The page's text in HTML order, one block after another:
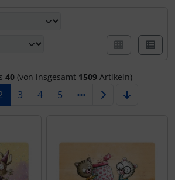
40(von insgesamt 1509Artikeln)
3 4 5